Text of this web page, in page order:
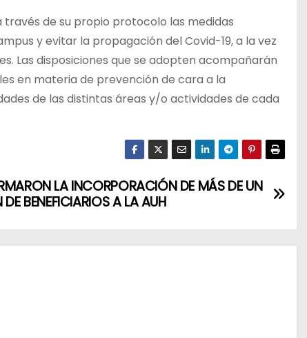
de su propio protocolo las medidas
y evitar la propagación del Covid-19, a la vez
Las disposiciones que se adopten acompañarán
en materia de prevención de cara a la
de las distintas áreas y/o actividades de cada
LA INCORPORACIÓN DE MÁS DE UN
DE BENEFICIARIOS A LA AUH